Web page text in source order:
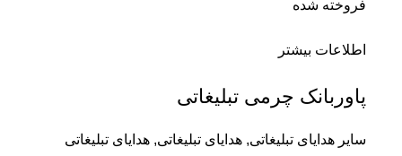
فروخته شده
اطلاعات بیشتر
پاوربانک چرمی تبلیغاتی
سایر هدایای تبلیغاتی, هدایای تبلیغاتی, هدایای تبلیغاتی